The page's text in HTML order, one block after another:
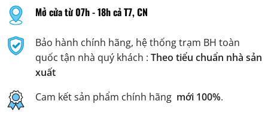
Mở cửa từ 07h - 18h cả T7, CN
Bảo hành chính hãng, hệ thống trạm BH toàn
quốc tận nhà quý khách : Theo tiểu chuẩn nhà sản
xuất
Cam kết sản phẩm chính hãng mới 100%.